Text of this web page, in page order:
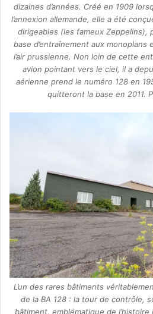
dizaines d’années. Créé en 1909
l’annexion allemande, elle a été
dirigeables (les fameux Zeppelins),
base d’entraînement aux monoplans
l’air prussienne. Non loin de cette
avion pointant vers le ciel, il a
aérienne prend le numéro 128 en
quitteront la base en 2011.
L’un des rares bâtiments
de la BA 128 : la tour de contrôle,
bâtiment, emblématique de